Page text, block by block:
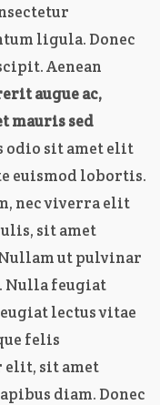
ligula. Donec
Aenean
augue ac,
mauris sed
odio sit amet elit
euismod lobortis.
nec viverra elit
sit amet
ut pulvinar
Nulla feugiat
lectus vitae
felis
sit amet
diam. Donec